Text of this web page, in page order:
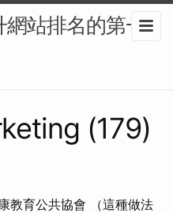
網站排名的第一
(179)
教育公共協會 （這種做法